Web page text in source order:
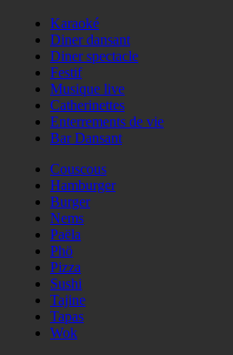
Karaoké
Diner dansant
Diner spectacle
Festif
Musique live
Catherinettes
Enterrements de vie
Bar Dansant
Couscous
Hamburger
Burger
Nems
Paëla
Phö
Pizza
Sushi
Tajine
Tapas
Wok